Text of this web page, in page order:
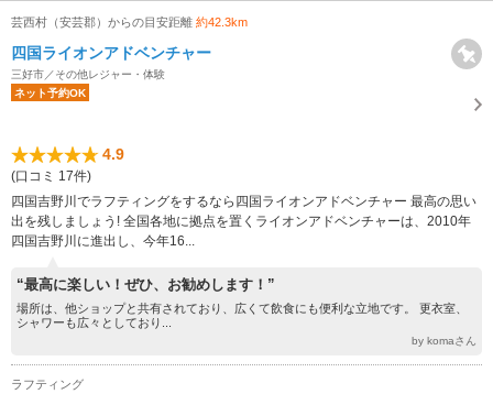
芸西村（安芸郡）からの目安距離 約42.3km
四国ライオンアドベンチャー
三好市／その他レジャー・体験
ネット予約OK
4.9
(口コミ 17件)
四国吉野川でラフティングをするなら四国ライオンアドベンチャー 最高の思い
出を残しましょう! 全国各地に拠点を置くライオンアドベンチャーは、2010年
四国吉野川に進出し、今年16...
“最高に楽しい！ぜひ、お勧めします！”
場所は、他ショップと共有されており、広くて飲食にも便利な立地です。 更衣室、
シャワーも広々としており...
by komaさん
ラフティング